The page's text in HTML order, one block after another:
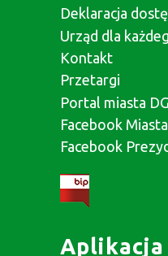
Deklaracja
Urząd dla
Kontakt
Przetargi
Portal miasta DG
Facebook Miasta
Facebook
Aplikacja